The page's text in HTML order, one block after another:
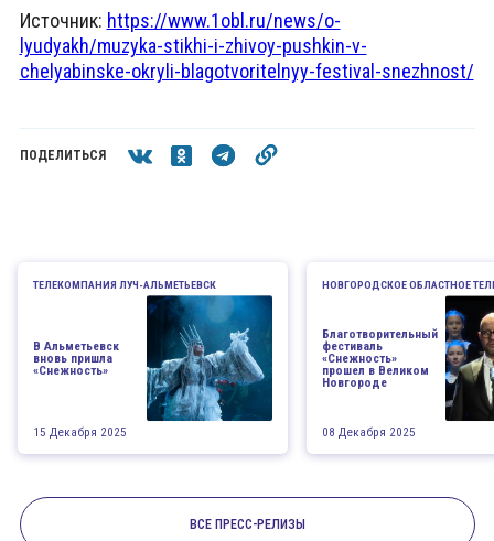
Источник: https://www.1obl.ru/news/o-
lyudyakh/muzyka-stikhi-i-zhivoy-pushkin-v-
chelyabinske-okryli-blagotvoritelnyy-festival-snezhnost/
ПОДЕЛИТЬСЯ
ТЕЛЕКОМПАНИЯ ЛУЧ-АЛЬМЕТЬЕВСК
В Альметьевск
вновь пришла
«Снежность»
15 Декабря 2025
НОВГОРОДСКОЕ ОБЛАСТНОЕ
Благотворительный
фестиваль
«Снежность»
прошел в Великом
Новгороде
08 Декабря 2025
ВСЕ ПРЕСС-РЕЛИЗЫ